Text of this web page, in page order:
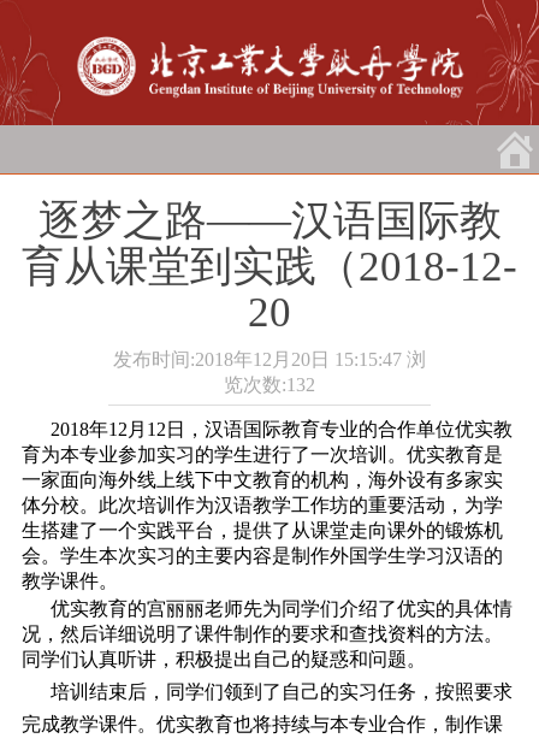
逐梦之路――汉语国际教
育从课堂到实践（2018-12-
20
发布时间:2018年12月20日 15:15:47 浏
览次数:132
2018年12月12日，汉语国际教育专业的合作单位优实教
育为本专业参加实习的学生进行了一次培训。优实教育是
一家面向海外线上线下中文教育的机构，海外设有多家实
体分校。此次培训作为汉语教学工作坊的重要活动，为学
生搭建了一个实践平台，提供了从课堂走向课外的锻炼机
会。学生本次实习的主要内容是制作外国学生学习汉语的
教学课件。
优实教育的宫丽丽老师先为同学们介绍了优实的具体情
况，然后详细说明了课件制作的要求和查找资料的方法。
同学们认真听讲，积极提出自己的疑惑和问题。
培训结束后，同学们领到了自己的实习任务，按照要求
完成教学课件。优实教育也将持续与本专业合作，制作课